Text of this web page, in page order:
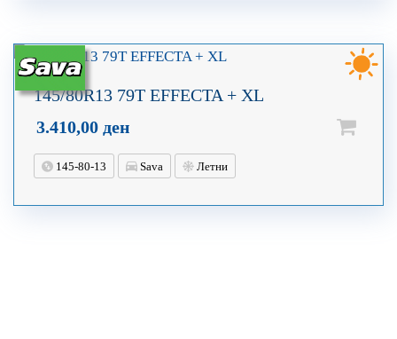
145/80R13 79T EFFECTA + XL
3.410,00 ден
145-80-13 Sava Летни